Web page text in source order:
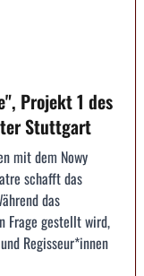
Projekt 1 des
Stuttgart
mit dem Nowy
schafft das
das
Frage gestellt wird,
Regisseur*innen